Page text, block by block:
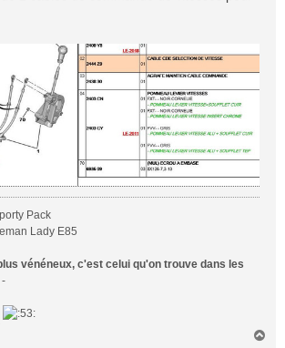
Pack
Lady E85
vénéneux, c'est celui qu'on trouve dans les
-